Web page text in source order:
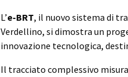
L’e-BRT, il nuovo sistema di
Verdellino, si dimostra un
innovazione tecnologica,
Il tracciato complessivo misura